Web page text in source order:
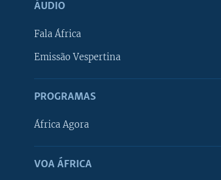
ÁUDIO
Fala África
Emissão Vespertina
PROGRAMAS
África Agora
VOA ÁFRICA